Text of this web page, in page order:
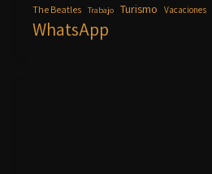
The Beatles Trabajo Turismo Vacaciones
WhatsApp